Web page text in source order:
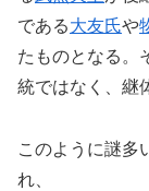
である大友氏や
たものとなる。
統ではなく、継
このように謎多
れ、